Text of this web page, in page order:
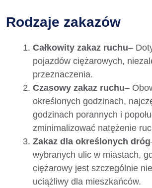
Rodzaje zakazów
Całkowity zakaz ruchu–
pojazdów ciężarowych,
przeznaczenia.
Czasowy zakaz ruchu–
określonych godzinach,
godzinach porannych i
zminimalizować natężenie
Zakaz dla określonych dróg
wybranych ulic w miastach,
ciężarowy jest szczególnie
uciążliwy dla mieszkańców.